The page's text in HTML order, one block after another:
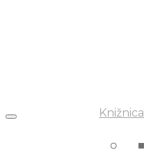
Knižnica